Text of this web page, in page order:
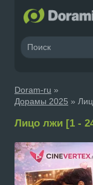
Doram-ru »
Дорамы 2025 »
Лицо лжи [1 -